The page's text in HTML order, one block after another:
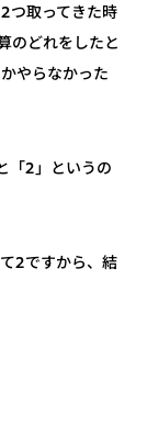
つ取ってきた時
のどれをしたと
やらなかった
「2」というの
2ですから、結